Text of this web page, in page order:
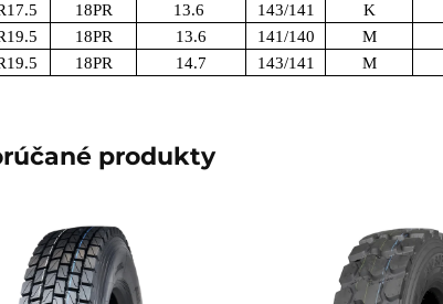
18PR 13.6 143/141 K
18PR 13.6 141/140 M
18PR 14.7 143/141 M
produkty